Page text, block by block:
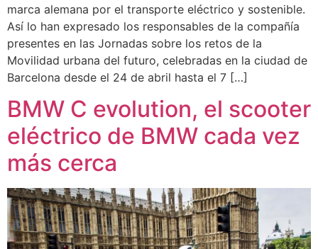
marca alemana por el transporte eléctrico y sostenible.
Así lo han expresado los responsables de la compañía
presentes en las Jornadas sobre los retos de la
Movilidad urbana del futuro, celebradas en la ciudad de
Barcelona desde el 24 de abril hasta el 7 […]
BMW C evolution, el scooter
eléctrico de BMW cada vez
más cerca